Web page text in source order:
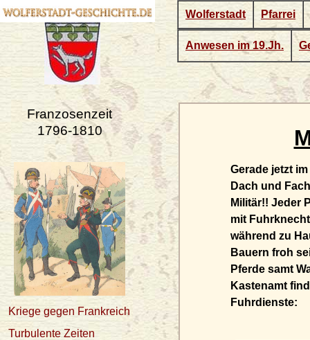
Gerade jetzt
Dach und
Militär!! Jeder
mit
während zu
Bauern froh
Pferde samt
Kastenamt
Fuhrdienste:
Wolferstadt Pfarrei
Anwesen im 19.Jh.
Franzosenzeit
1796-1810
Kriege gegen Frankreich
Turbulente Zeiten